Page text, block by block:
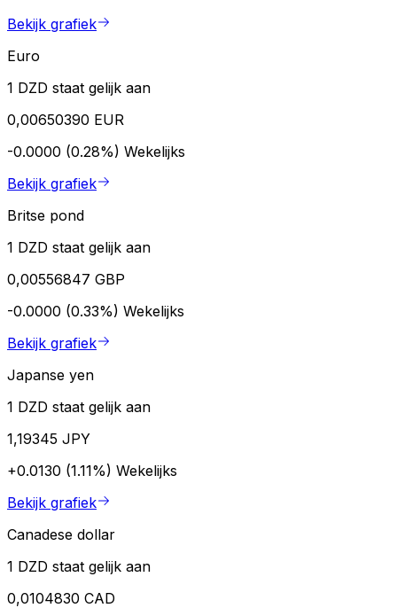
Bekijk grafiek
Euro
1 DZD staat gelijk aan
0,00650390 EUR
-0.0000 (0.28%) Wekelijks
Bekijk grafiek
Britse pond
1 DZD staat gelijk aan
0,00556847 GBP
-0.0000 (0.33%) Wekelijks
Bekijk grafiek
Japanse yen
1 DZD staat gelijk aan
1,19345 JPY
+0.0130 (1.11%) Wekelijks
Bekijk grafiek
Canadese dollar
1 DZD staat gelijk aan
0,0104830 CAD